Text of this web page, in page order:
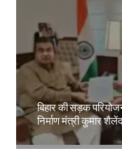
बिहार की सड़क
निर्माण मंत्री कुमार
Amit Lekh